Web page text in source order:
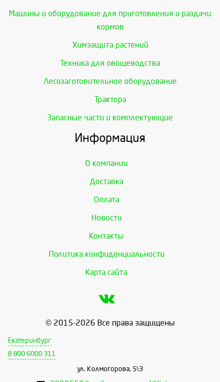
Машины и оборудование для приготовления и раздачи
кормов
Химзащита растений
Техника для овощеводства
Лесозаготовительное оборудование
Трактора
Запасные части и комплектующие
Информация
О компании
Доставка
Оплата
Новости
Контакты
Политика конфиденциальности
Карта сайта
© 2015-2026 Все права защищены
Екатеринбург
8 800 6000 311
ул. Колмогорова, 5\3